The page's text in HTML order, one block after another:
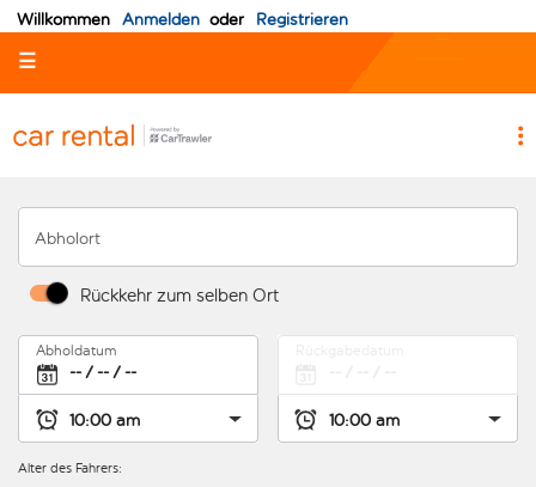
Willkommen Anmelden oder Registrieren
☰
Abholort
Rückkehr zum selben Ort
Abholdatum
Alter des Fahrers: